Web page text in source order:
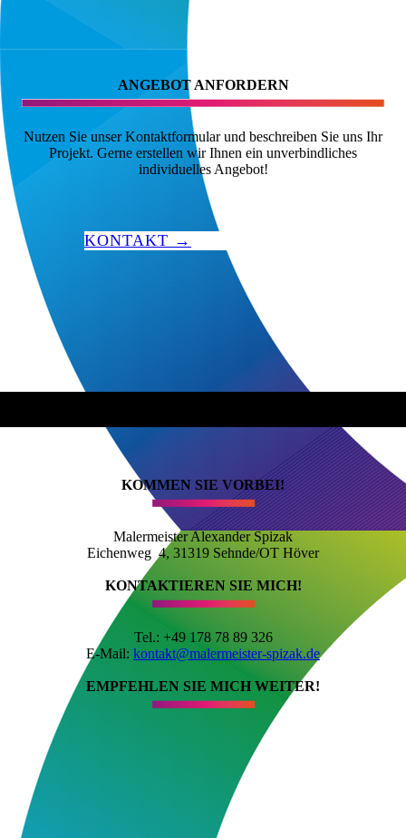
ANGEBOT ANFORDERN
Nutzen Sie unser Kontaktformular und beschreiben Sie uns Ihr
Projekt. Gerne erstellen wir Ihnen ein unverbindliches
individuelles Angebot!
KONTAKT →
KOMMEN SIE VORBEI!
Malermeister Alexander Spizak
Eichenweg 4, 31319 Sehnde/OT Höver
KONTAKTIEREN SIE MICH!
Tel.: +49 178 78 89 326
E-Mail: kontakt@malermeister-spizak.de
EMPFEHLEN SIE MICH WEITER!